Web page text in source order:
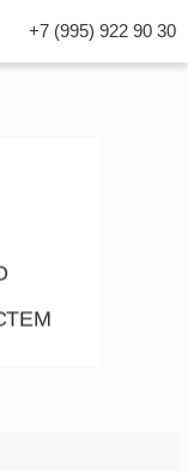
+7 (995) 922 90 30